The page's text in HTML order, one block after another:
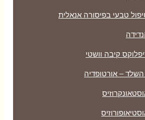
טבעי בפיסורה אנאלית
קיבה וושטי
– אורטופדיה